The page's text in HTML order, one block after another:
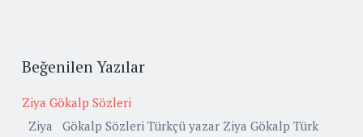
Beğenilen Yazılar
Ziya Gökalp Sözleri
Ziya Gökalp Sözleri Türkçü yazar Ziya Gökalp Türk